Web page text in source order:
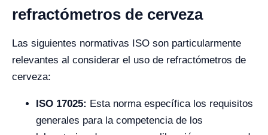
refractómetros de cerveza
Las siguientes normativas ISO son particularmente
relevantes al considerar el uso de refractómetros de
cerveza:
ISO 17025: Esta norma específica los requisitos
generales para la competencia de los